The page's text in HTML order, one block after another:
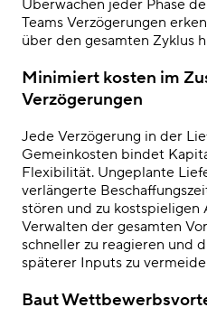
Überwachen jeder Phase
Teams Verzögerungen
über den gesamten Zyklus
Minimiert kosten im
Verzögerungen
Jede Verzögerung in der
Gemeinkosten bindet
Flexibilität. Ungeplante
verlängerte
stören und zu kostspieligen
Verwalten der gesamten
schneller zu reagieren und
späterer Inputs zu
Baut